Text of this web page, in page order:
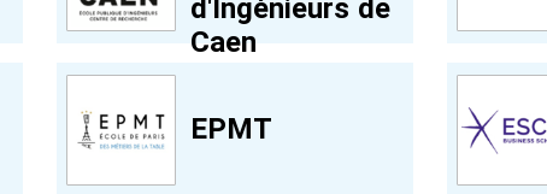
d'Ingénieurs de
Caen
EPMT